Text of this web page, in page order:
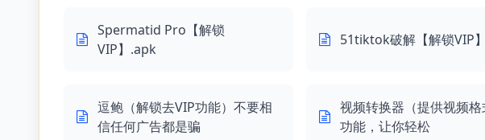
Spermatid Pro【解锁
VIP】.apk
51tiktok破解【解锁VIP
逗鲍（解锁去VIP功能）不要相
信任何广告都是骗
视频转换器（提供视频格
功能，让你轻松